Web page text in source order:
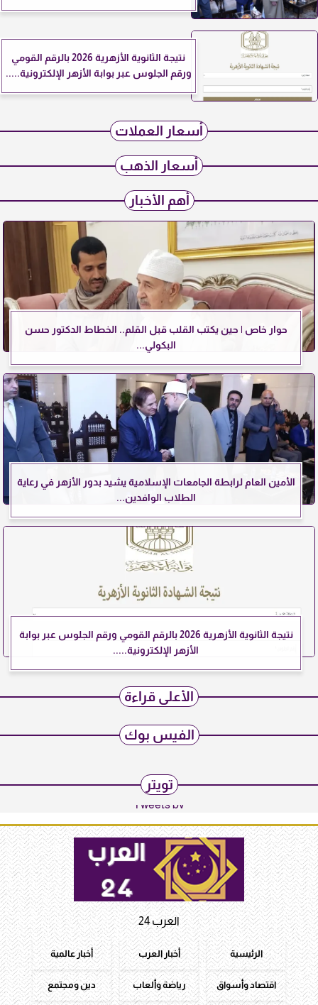
نتيجة الثانوية الأزهرية 2026 بالرقم القومي
ورقم الجلوس عبر بوابة الأزهر الإلكترونية.....
أسعار العملات
أسعار الذهب
أهم الأخبار
حوار خاص | حين يكتب القلب قبل القلم.. الخطاط الدكتور حسن
البكولي...
الأمين العام لرابطة الجامعات الإسلامية يشيد بدور الأزهر في رعاية
الطلاب الوافدين...
نتيجة الثانوية الأزهرية 2026 بالرقم القومي ورقم الجلوس عبر بوابة
الأزهر الإلكترونية.....
الأعلى قراءة
الفيس بوك
تويتر
Tweets by
العرب 24
الرئيسية أخبار العرب أخبار عالمية
اقتصاد وأسواق رياضة وألعاب دين ومجتمع